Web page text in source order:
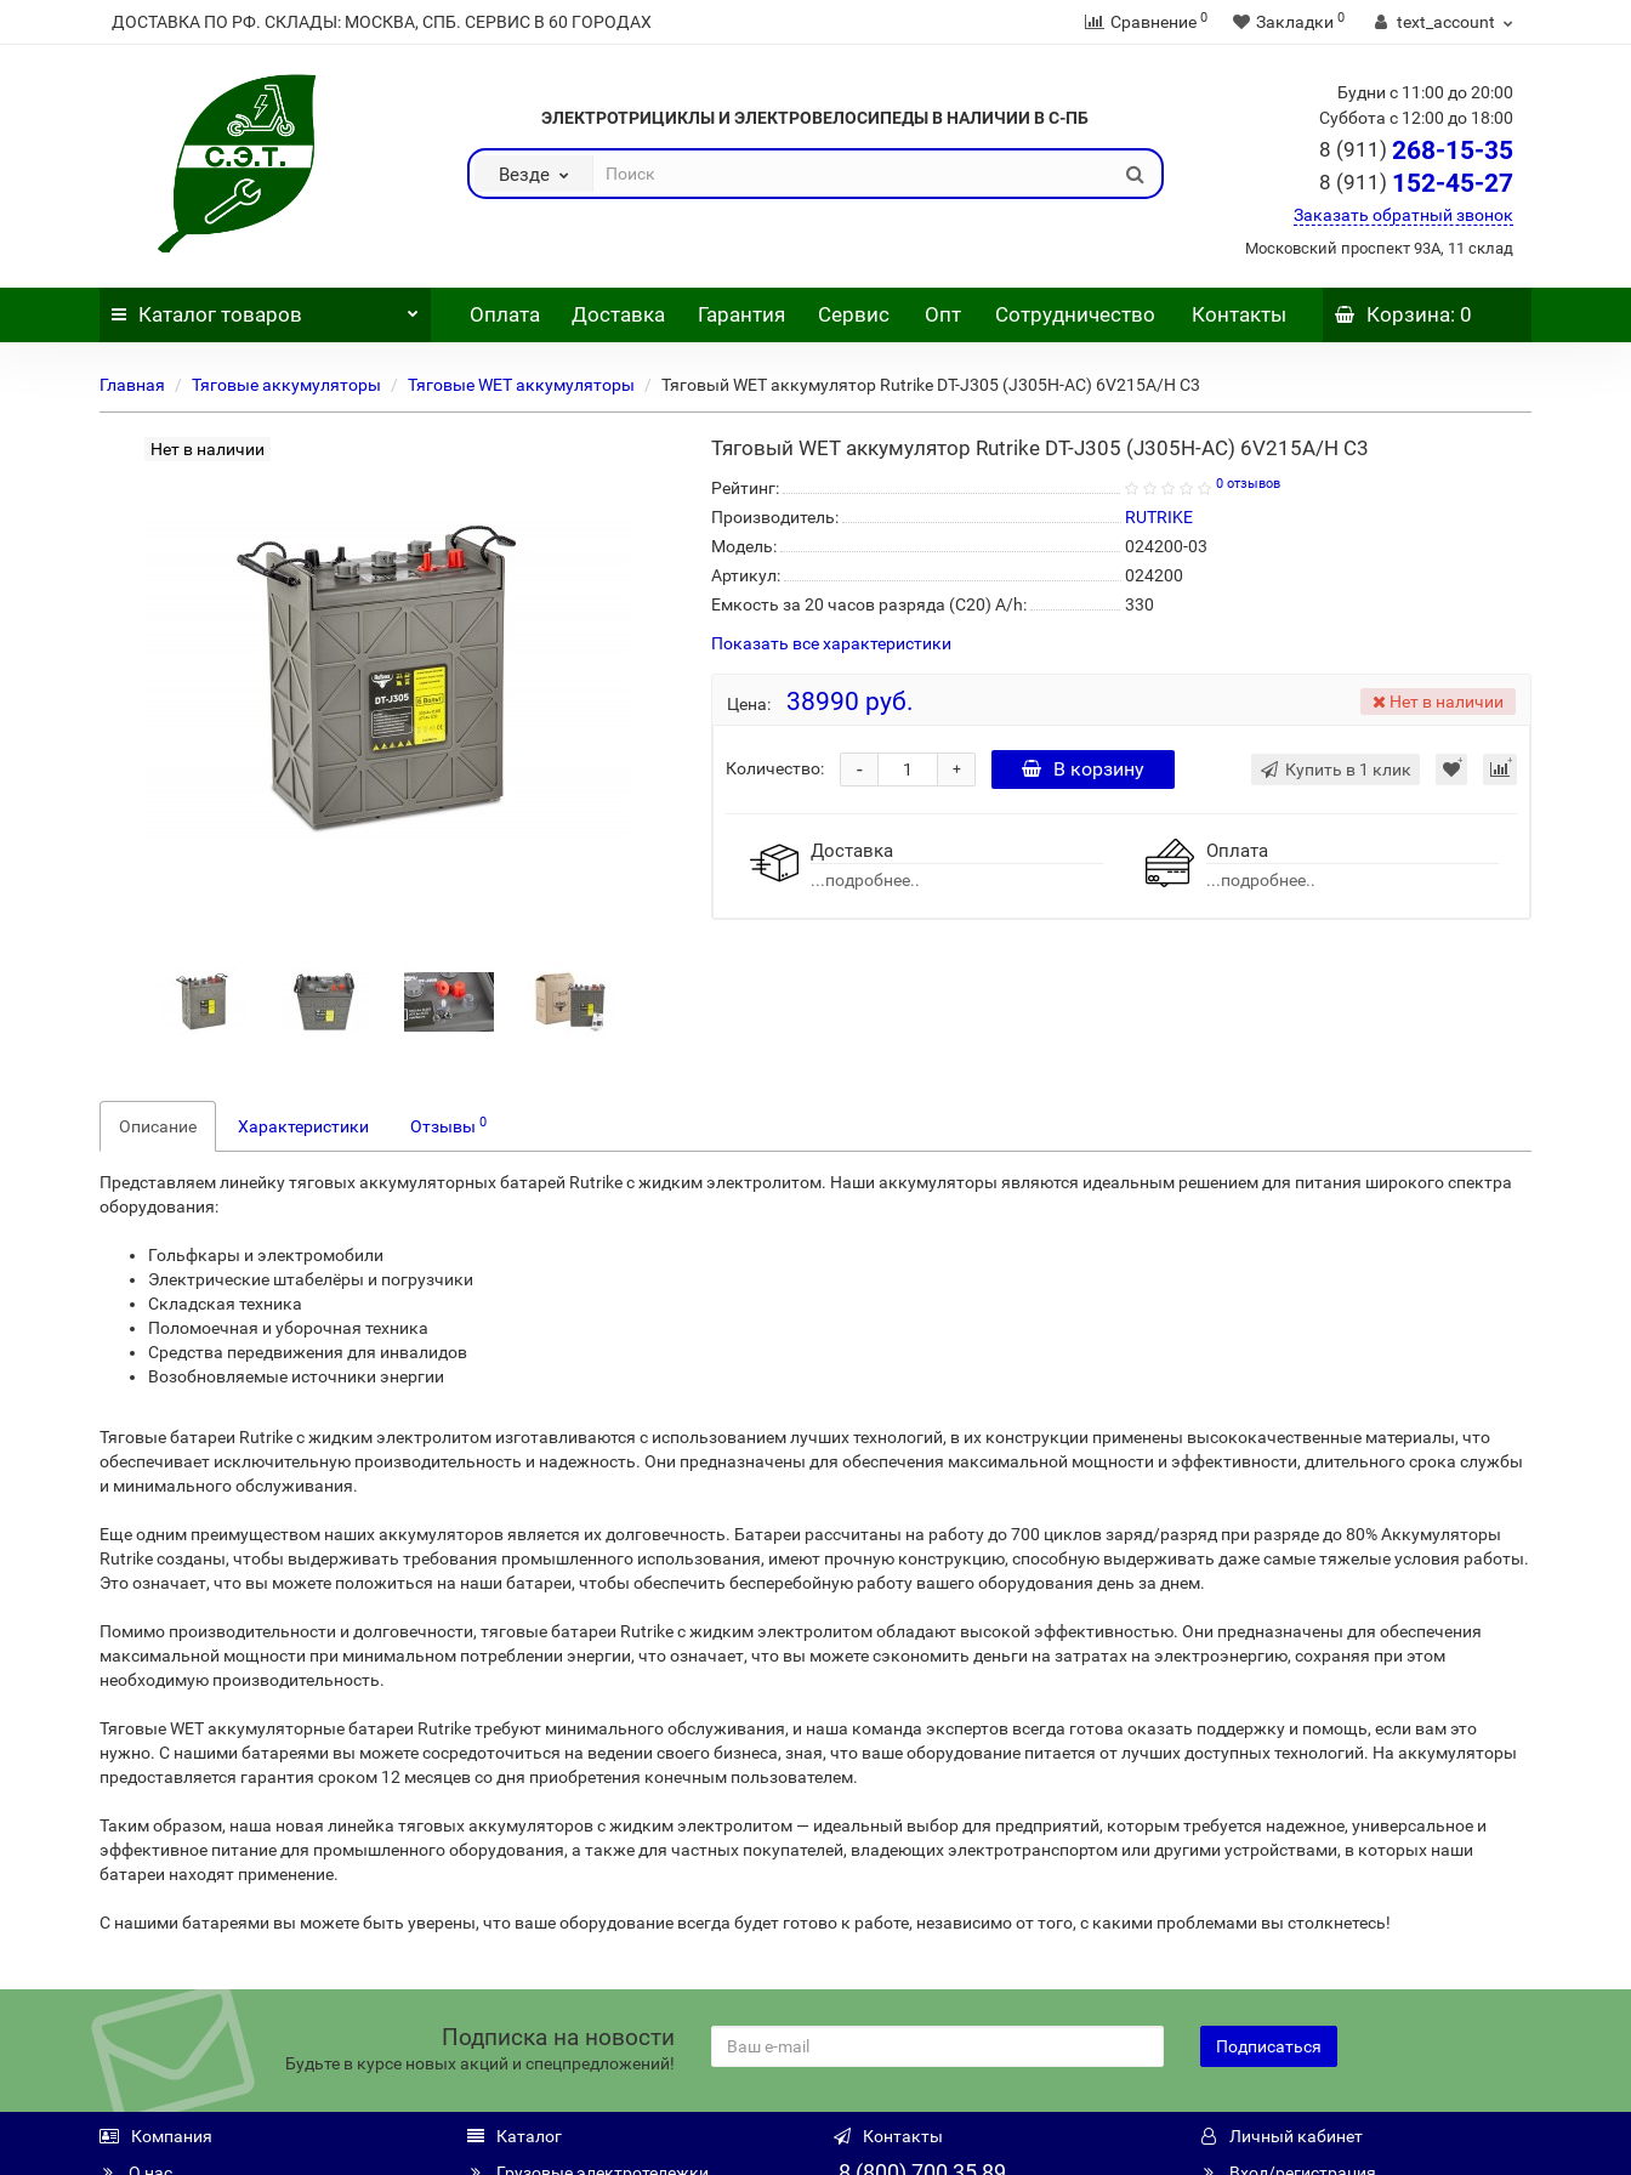
ДОСТАВКА ПО РФ. СКЛАДЫ: МОСКВА, СПБ. СЕРВИС В 60 ГОРОДАХ Сравнение 0 Закладки 0 text_account
ЭЛЕКТРОТРИЦИКЛЫ И ЭЛЕКТРОВЕЛОСИПЕДЫ В НАЛИЧИИ В С-ПБ
Везде
Будни с 11:00 до 20:00
Суббота с 12:00 до 18:00
8 (911) 268-15-35
8 (911) 152-45-27
Заказать обратный звонок
Московский проспект 93А, 11 склад
Каталог товаров Оплата Доставка Гарантия Сервис Опт Сотрудничество Контакты Корзина: 0
Главная Тяговые аккумуляторы Тяговые WET аккумуляторы Тяговый WET аккумулятор Rutrike DT-J305 (J305H-AC) 6V215A/H C3
Нет в наличии Тяговый WET аккумулятор Rutrike DT-J305 (J305H-AC) 6V215A/H C3
Рейтинг: 0 отзывов
Производитель:
RUTRIKE
Модель:
024200-03
Артикул:
024200
Емкость за 20 часов разряда (С20) A/h:
330
Показать все характеристики
Цена: 38990 руб. Нет в наличии
Количество: +
- В корзину Купить в 1 клик
Доставка
...подробнее..
Оплата
...подробнее..
Описание Характеристики Отзывы0
Представляем линейку тяговых аккумуляторных батарей Rutrike с жидким электролитом. Наши аккумуляторы являются идеальным решением для питания широкого спектра
оборудования:
Гольфкары и электромобили
Электрические штабелёры и погрузчики
Складская техника
Поломоечная и уборочная техника
Средства передвижения для инвалидов
Возобновляемые источники энергии
Тяговые батареи Rutrike с жидким электролитом изготавливаются с использованием лучших технологий, в их конструкции применены высококачественные материалы, что
обеспечивает исключительную производительность и надежность. Они предназначены для обеспечения максимальной мощности и эффективности, длительного срока службы
и минимального обслуживания.
Еще одним преимуществом наших аккумуляторов является их долговечность. Батареи рассчитаны на работу до 700 циклов заряд/разряд при разряде до 80% Аккумуляторы
Rutrike созданы, чтобы выдерживать требования промышленного использования, имеют прочную конструкцию, способную выдерживать даже самые тяжелые условия работы.
Это означает, что вы можете положиться на наши батареи, чтобы обеспечить бесперебойную работу вашего оборудования день за днем.
Помимо производительности и долговечности, тяговые батареи Rutrike с жидким электролитом обладают высокой эффективностью. Они предназначены для обеспечения
максимальной мощности при минимальном потреблении энергии, что означает, что вы можете сэкономить деньги на затратах на электроэнергию, сохраняя при этом
необходимую производительность.
Тяговые WET аккумуляторные батареи Rutrike требуют минимального обслуживания, и наша команда экспертов всегда готова оказать поддержку и помощь, если вам это
нужно. С нашими батареями вы можете сосредоточиться на ведении своего бизнеса, зная, что ваше оборудование питается от лучших доступных технологий. На аккумуляторы
предоставляется гарантия сроком 12 месяцев со дня приобретения конечным пользователем.
Таким образом, наша новая линейка тяговых аккумуляторов с жидким электролитом — идеальный выбор для предприятий, которым требуется надежное, универсальное и
эффективное питание для промышленного оборудования, а также для частных покупателей, владеющих электротранспортом или другими устройствами, в которых наши
батареи находят применение.
С нашими батареями вы можете быть уверены, что ваше оборудование всегда будет готово к работе, независимо от того, с какими проблемами вы столкнетесь!
Подписка на новости
Будьте в курсе новых акций и спецпредложений!
Подписаться
Компания
Каталог
Контакты
Личный кабинет